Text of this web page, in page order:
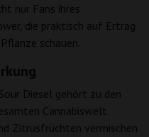
nur Fans ihres
die praktisch auf Ertrag
schauen.
Diesel gehört zu den
Cannabiswelt.
Zitrusfrüchten vermischen